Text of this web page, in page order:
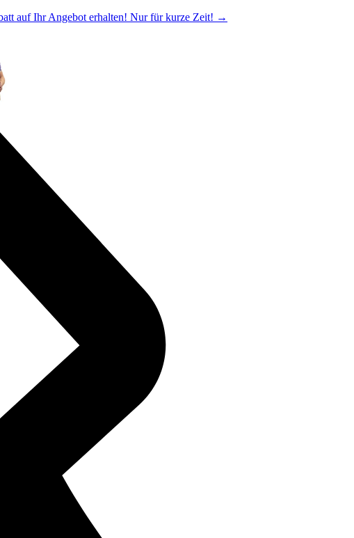
auf Ihr Angebot erhalten! Nur für kurze Zeit! →